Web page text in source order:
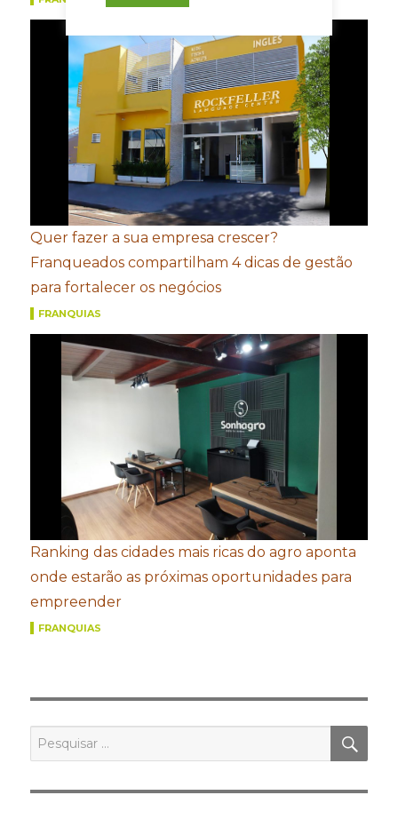
Quer fazer a sua empresa crescer?
Franqueados compartilham 4 dicas de gestão
para fortalecer os negócios
FRANQUIAS
Ranking das cidades mais ricas do agro aponta
onde estarão as próximas oportunidades para
empreender
FRANQUIAS
por: